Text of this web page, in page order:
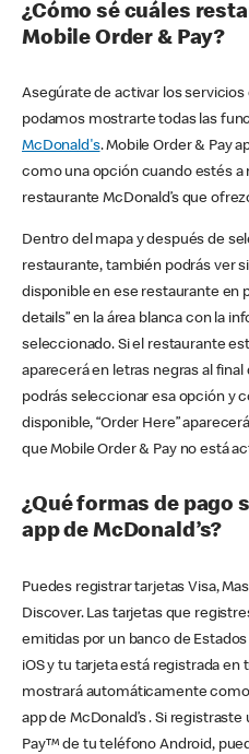
¿Cómo sé cuáles
Mobile Order & Pay?
Asegúrate de activar los servicios
podamos mostrarte todas las
McDonald's. Mobile Order & Pay
como una opción cuando estés a
restaurante McDonald’s que
Dentro del mapa y después de
restaurante, también podrás ver
disponible en ese restaurante en
details” en la área blanca con la
seleccionado. Si el restaurante
aparecerá en letras negras al final
podrás seleccionar esa opción y
disponible, “Order Here”
que Mobile Order & Pay no está
¿Qué formas de pago
app de McDonald’s?
Puedes registrar tarjetas Visa,
Discover. Las tarjetas que
emitidas por un banco de
iOS y tu tarjeta está registrada en
mostrará automáticamente
app de McDonald’s . Si
Pay™ de tu teléfono Android,